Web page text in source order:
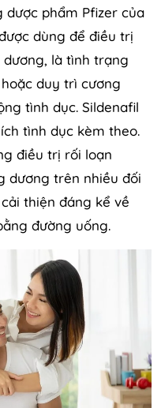
dược phẩm Pfizer của
dùng để điều trị
là tình trạng
duy trì cương
tình dục. Sildenafil
tình dục kèm theo.
điều trị rối loạn
dương trên nhiều đối
thiện đáng kể về
đường uống.